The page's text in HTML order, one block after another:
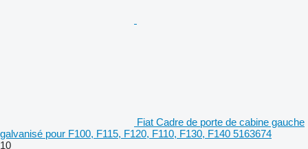
Fiat Cadre de porte de cabine gauche
galvanisé pour F100, F115, F120, F110, F130, F140 5163674
10